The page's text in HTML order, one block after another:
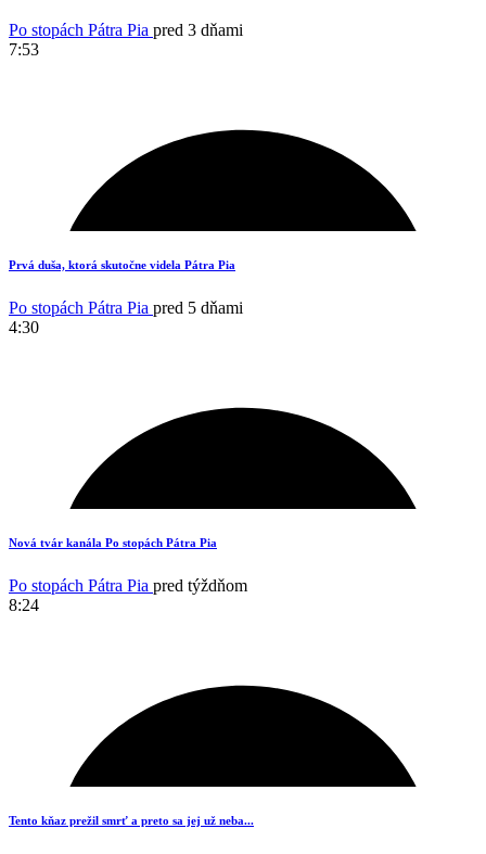
15
Po stopách Pátra Pia pred 3 dňami
7:53
8
Prvá duša, ktorá skutočne videla Pátra Pia
Po stopách Pátra Pia pred 5 dňami
4:30
19
Nová tvár kanála Po stopách Pátra Pia
Po stopách Pátra Pia pred týždňom
8:24
Tento kňaz prežil smrť a preto sa jej už neba...